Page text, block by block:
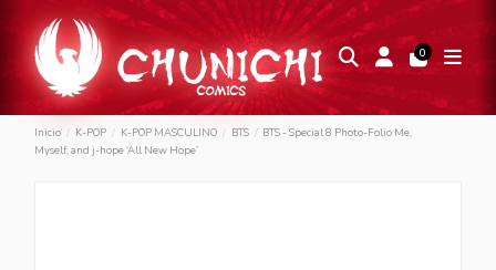
0
Inicio K-POP K-POP MASCULINO BTS
BTS - Special 8 Photo-Folio Me,
Myself, and j-hope ‘All New Hope’